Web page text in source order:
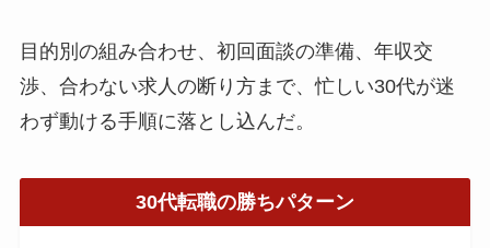
目的別の組み合わせ、初回面談の準備、年収交
渉、合わない求人の断り方まで、忙しい30代が迷
わず動ける手順に落とし込んだ。
30代転職の勝ちパターン